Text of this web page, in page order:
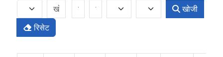
खोजी
रिसेट